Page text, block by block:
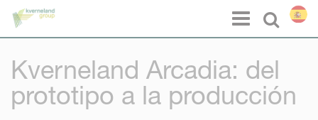
Select
Menu
Kverneland Arcadia: del
prototipo a la producción
Panel de gestión de cookies